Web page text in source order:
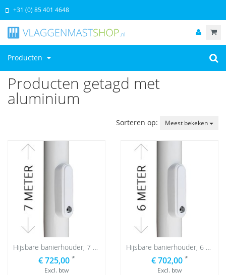
Producten
+31 (0) 85 401 4648
Producten getagd met
aluminium
Sorteren op: Meest bekeken
Hijsbare banierhouder, 7 meter
€ 725,00 *
Excl. btw
Hijsbare banierhouder, 6 meter
€ 702,00 *
Excl. btw